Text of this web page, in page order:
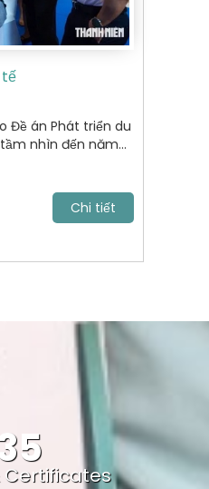
Đề án Phát triển du
nhìn đến năm
dẫn đầu châu
Chi tiết
Certificates